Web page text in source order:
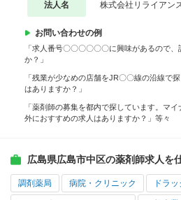
法人名 株式会社リライア
お問い合わせの例
「求人番号〇〇〇〇〇〇に興味があるので
か？」
「残業が少なめの店舗をJR〇〇線の沿線で
はありますか？」
「薬剤師の募集を都内で探しています。マ
外におすすめの求人はありますか？」等々
広島県広島市中区の薬剤師求人を
調剤薬局 病院・クリニック ドラ